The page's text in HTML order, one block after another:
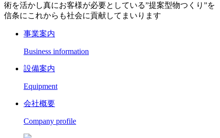
術を活かし真にお客様が必要としている”提案型物つくり”を
信条にこれからも社会に貢献してまいります
事業案内
Business information
設備案内
Equipment
会社概要
Company profile